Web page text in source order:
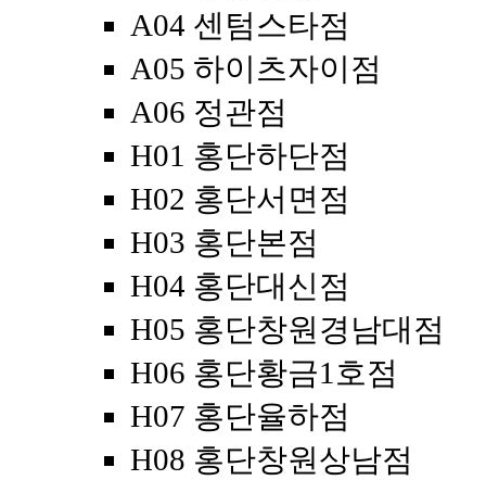
A04 센텀스타점
A05 하이츠자이점
A06 정관점
H01 홍단하단점
H02 홍단서면점
H03 홍단본점
H04 홍단대신점
H05 홍단창원경남대점
H06 홍단황금1호점
H07 홍단율하점
H08 홍단창원상남점